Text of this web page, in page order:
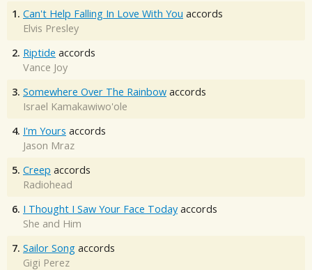
1. Can't Help Falling In Love With You accords
Elvis Presley
2. Riptide accords
Vance Joy
3. Somewhere Over The Rainbow accords
Israel Kamakawiwo'ole
4. I'm Yours accords
Jason Mraz
5. Creep accords
Radiohead
6. I Thought I Saw Your Face Today accords
She and Him
7. Sailor Song accords
Gigi Perez